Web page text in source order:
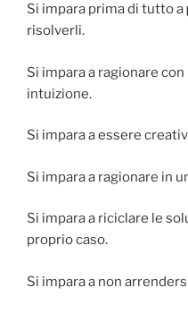
Si impara prima di tutto a
risolverli.
Si impara a ragionare
intuizione.
Si impara a essere
Si impara a ragionare in
Si impara a riciclare le
proprio caso.
Si impara a non